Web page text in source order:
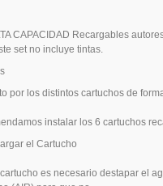
CAPACIDAD Recargables
set no incluye tintas.
por los distintos cartuchos de
instalar los 6 cartuchos
el Cartucho
es necesario destapar el